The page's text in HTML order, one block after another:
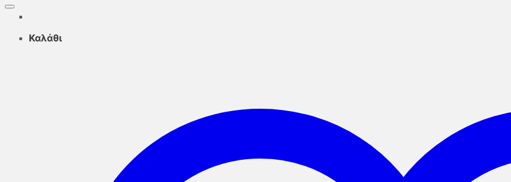
Καλάθι